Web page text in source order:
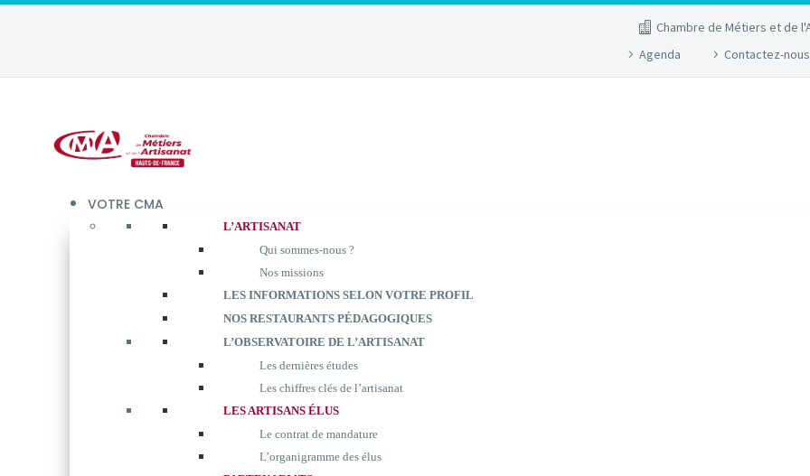
Chambre de Métiers et de
Agenda
Contactez-nous
VOTRE CMA
L’ARTISANAT
Qui sommes-nous ?
Nos missions
LES INFORMATIONS SELON VOTRE PROFIL
NOS RESTAURANTS PÉDAGOGIQUES
L’OBSERVATOIRE DE L’ARTISANAT
Les dernières études
Les chiffres clés de l’artisanat
LES ARTISANS ÉLUS
Le contrat de mandature
L’organigramme des élus